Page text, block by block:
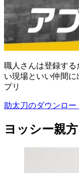
職人さんは登録す
い現場といい仲間
プリ
助太刀のダウンロー
ヨッシー親